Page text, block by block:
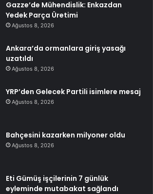
Gazze’de Mühendislik: Enkazdan
Yedek Parça Üretimi
Ağustos 8, 2026
Ankara’da ormanlara giriş yasağı
uzatıldı
Ağustos 8, 2026
YRP’den Gelecek Partili isimlere mesaj
Ağustos 8, 2026
Bahçesini kazarken milyoner oldu
Ağustos 8, 2026
Eti Gümüş işçilerinin 7 günlük
eyleminde mutabakat sağlandı